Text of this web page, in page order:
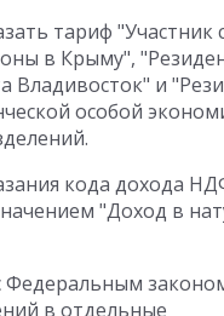
тариф "Участник
в Крыму",
Владивосток" и
особой
кода дохода
"Доход в
Федеральным
в отдельные